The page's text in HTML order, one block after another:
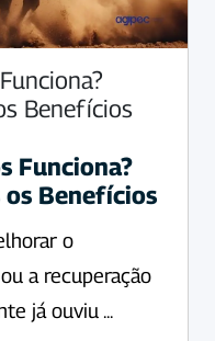
Benefícios
Funciona?
os Benefícios
o
a recuperação
já ouviu ...